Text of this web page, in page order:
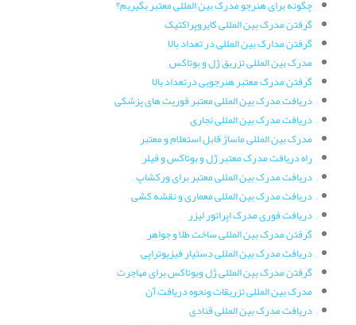
چگونه برای هنرجو مدرک بین المللی معتبر بگیریم؟
گرفتن مدرک بین المللی کایروپراکتیک
گرفتن مدارک بین المللی در تعداد بالا
مدرک بین المللی تزریق ژل و بوتاکس
گرفتن مدرک معتبر هنرجویی درتعداد بالا
دریافت مدرک بین المللی معتبر فوریت های پزشکی
دریافت مدرک بین المللی نجاری
مدرک بین المللی ماساژ قابل استعلام و معتبر
راه دریافت مدرک معتبر ژل و بوتاکس و فیلر
دریافت مدرک بین المللی معتبر برای ورکشاپ
دریافت مدرک بین المللی معماری و نقشه کشی
دریافت فوری مدرک اپراتور لیزر
گرفتن مدرک بین المللی ساخت طلا و جواهر
دریافت مدرک بین المللی دستیار فیزیوتراپی
گرفتن مدرک بین المللی ژل وبوتاکس برای مهاجرت
مدرک بین المللی تزریقات ونحوه دریافت آن
دریافت مدرک بین المللی قنادی